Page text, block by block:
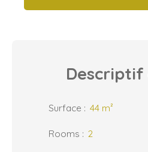
Descriptif
Surface : 44 m²
Rooms : 2